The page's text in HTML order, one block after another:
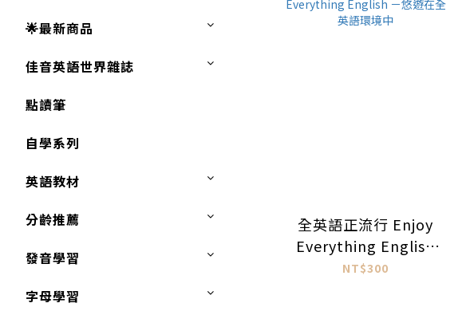
🌟最新商品
佳音英語世界雜誌
點讀筆
自學系列
英語教材
分齡推薦
發音學習
字母學習
全英語正流行 Enjoy
Everything English
－悠遊在全英語環境中
NT$300